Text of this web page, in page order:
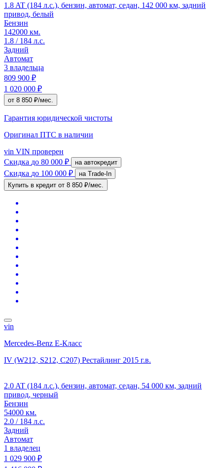
1.8 AT (184 л.с.), бензин, автомат, седан, 142 000 км, задний
привод, белый
Бензин
142000 км.
1.8 / 184 л.с.
Задний
Автомат
3 владельца
809 900 ₽
1 020 000 ₽
от 8 850 ₽/мес.
Гарантия юридической чистоты
Оригинал ПТС в наличии
vin VIN проверен
Скидка до 80 000 ₽ на автокредит
Скидка до 100 000 ₽
на Trade-In
Купить в кредит от 8 850 ₽/мес.
vin
Mercedes-Benz E-Класс
IV (W212, S212, C207) Рестайлинг 2015 г.в.
2.0 AT (184 л.с.), бензин, автомат, седан, 54 000 км, задний
привод, черный
Бензин
54000 км.
2.0 / 184 л.с.
Задний
Автомат
1 владелец
1 029 900 ₽